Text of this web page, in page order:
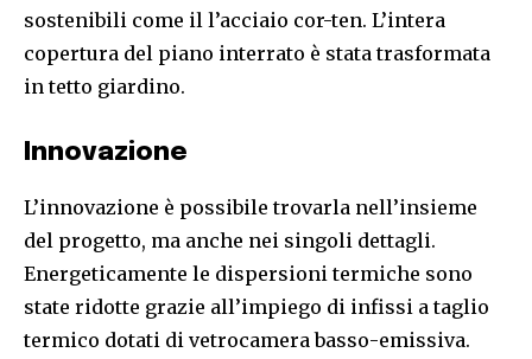
sostenibili come il l’acciaio cor-ten. L’intera
copertura del piano interrato è stata trasformata
in tetto giardino.
Innovazione
L’innovazione è possibile trovarla nell’insieme
del progetto, ma anche nei singoli dettagli.
Energeticamente le dispersioni termiche sono
state ridotte grazie all’impiego di infissi a taglio
termico dotati di vetrocamera basso-emissiva.